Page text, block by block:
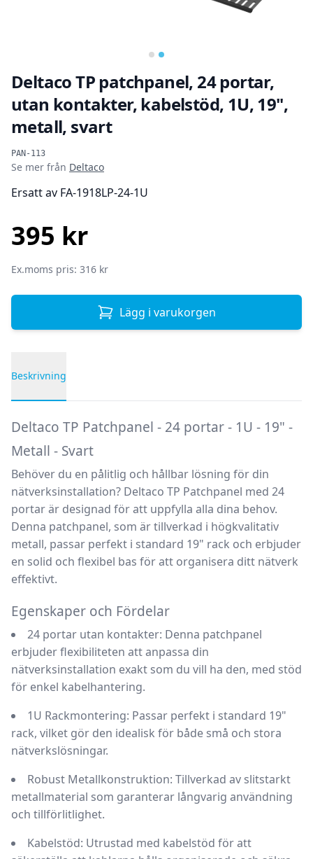
Deltaco TP patchpanel, 24 portar,
utan kontakter, kabelstöd, 1U, 19",
metall, svart
PAN-113
Produktinformation
Se mer från Deltaco
Ersatt av FA-1918LP-24-1U
395 kr
Ex.moms pris: 316 kr
Lägg i varukorgen
Beskrivning
Deltaco TP Patchpanel - 24 portar - 1U - 19" -
Metall - Svart
Behöver du en pålitlig och hållbar lösning för din
nätverksinstallation? Deltaco TP Patchpanel med 24
portar är designad för att uppfylla alla dina behov.
Denna patchpanel, som är tillverkad i högkvalitativ
metall, passar perfekt i standard 19" rack och erbjuder
en solid och flexibel bas för att organisera ditt nätverk
effektivt.
Egenskaper och Fördelar
24 portar utan kontakter: Denna patchpanel
erbjuder flexibiliteten att anpassa din
nätverksinstallation exakt som du vill ha den, med stöd
för enkel kabelhantering.
1U Rackmontering: Passar perfekt i standard 19"
rack, vilket gör den idealisk för både små och stora
nätverkslösningar.
Robust Metallkonstruktion: Tillverkad av slitstarkt
metallmaterial som garanterar långvarig användning
och tillförlitlighet.
Kabelstöd: Utrustad med kabelstöd för att